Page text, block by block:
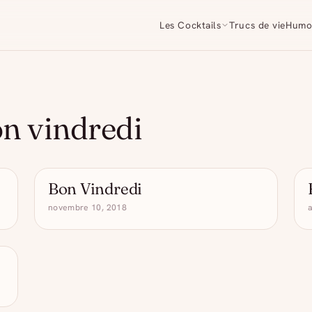
Les Cocktails Trucs de vie
vindredi
CITATION DRÔLE VIN
Bon Vindredi
novembre 10, 2018